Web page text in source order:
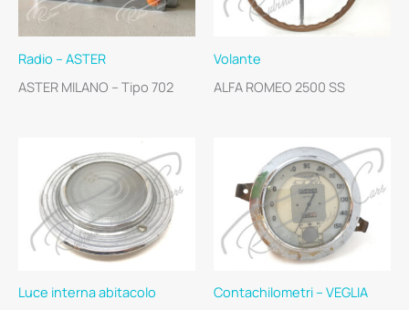
Radio – ASTER
ASTER MILANO – Tipo 702
Volante
ALFA ROMEO 2500 SS
Luce interna abitacolo
Contachilometri – VEGLIA